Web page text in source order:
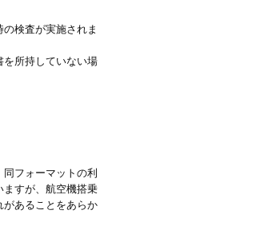
検査が実施されま
を所持していない場
フォーマットの利
ますが、航空機搭乗
があることをあらか